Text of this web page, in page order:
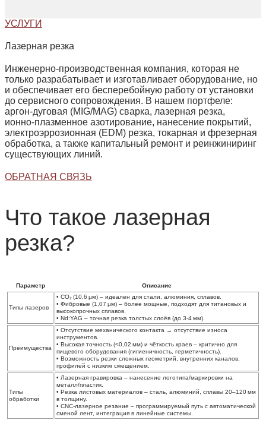
УСЛУГИ
Лазерная резка
Инженерно‑производственная компания, которая не
только разрабатывает и изготавливает оборудование, но
и обеспечивает его бесперебойную работу от установки
до сервисного сопровождения. В нашем портфеле:
аргон‑дуговая (MIG/MAG) сварка, лазерная резка,
ионно‑плазменное азотирование, нанесение покрытий,
электроэррозионная (EDM) резка, токарная и фрезерная
обработка, а также капитальный ремонт и реинжиниринг
существующих линий.
ОБРАТНАЯ СВЯЗЬ
Что такое лазерная
резка?
Параметр Описание
Типы лазеров
• CO₂ (10,6 µм) – идеален для стали, алюминия, сплавов.
• Фибровые (1,07 µм) – более мощные, подходят для титановых и
высокопрочных сплавов.
• Nd:YAG – точная резка толстых слоёв (до 3‑4 мм).
Преимущества
• Отсутствие механического контакта → отсутствие износа
инструментов.
• Высокая точность (<0,02 мм) и чёткость краев – критично для
пищевого оборудования (гигиеничность, герметичность).
• Возможность резки сложных геометрий, внутренних каналов,
профилей с низким смещением.
Типы
обработки
• Лазерная гравировка – нанесение логотипа/маркировки на
металл/пластик.
• Резка листовых материалов – сталь, алюминий, сплавы 20–120 мм
в толщину.
• CNC‑лазерное резание – программируемый путь с автоматической
сменой лент, интеграция в линейные системы.